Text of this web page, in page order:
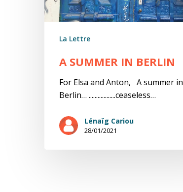
La Lettre
A SUMMER IN BERLIN
For Elsa and Anton, A summer in
Berlin… ..................ceaseless…
Lénaïg Cariou
28/01/2021